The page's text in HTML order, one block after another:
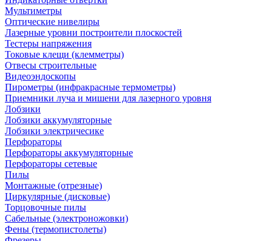
Мультиметры
Оптические нивелиры
Лазерные уровни построители плоскостей
Тестеры напряжения
Токовые клещи (клемметры)
Отвесы строительные
Видеоэндоскопы
Пирометры (инфракрасные термометры)
Приемники луча и мишени для лазерного уровня
Лобзики
Лобзики аккумуляторные
Лобзики электричесике
Перфораторы
Перфораторы аккумуляторные
Перфораторы сетевые
Пилы
Монтажные (отрезные)
Циркулярные (дисковые)
Торцовочные пилы
Сабельные (электроножовки)
Фены (термопистолеты)